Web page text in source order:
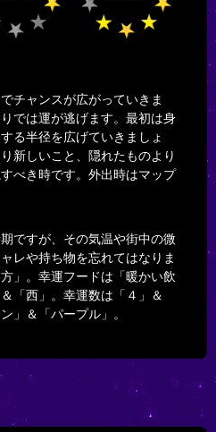
チャンスが広がっていきま
では運が逃げます。最初は身
る半径を広げていきましょ
新しいこと、隠れたものより
べき時です。外出時はマップ
ですが、その気温や街中の微
レや持ち物を忘れてはなりま
」。幸運フードは「暖かい飲
「西」。幸運数は「４」＆
」＆「パープル」。